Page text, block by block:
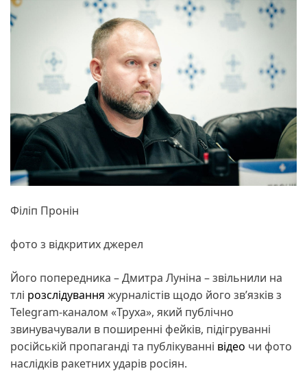
Філіп Пронін
фото з відкритих джерел
Його попередника – Дмитра Луніна – звільнили на
тлі розслідування журналістів щодо його зв’язків з
Telegram-каналом «Труха», який публічно
звинувачували в поширенні фейків, підігруванні
російській пропаганді та публікуванні відео чи фото
наслідків ракетних ударів росіян.